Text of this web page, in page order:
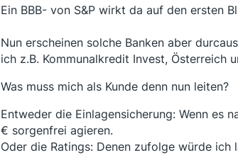
Ein BBB- von S&P wirkt da auf den ersten
Nun erscheinen solche Banken aber
ich z.B. Kommunalkredit Invest, Österreich
Was muss mich als Kunde denn nun leiten?
Entweder die Einlagensicherung: Wenn es
€ sorgenfrei agieren.
Oder die Ratings: Denen zufolge würde